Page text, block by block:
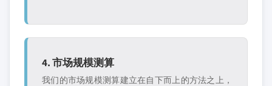
4. 市场规模测算
我们的市场规模测算建立在自下而上的方法之上，